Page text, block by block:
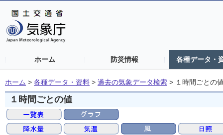
ホーム 防災情報 各種データ・
ホーム > 各種データ・資料 > 過去の気象データ検索 > １時間ごとの
１時間ごとの値